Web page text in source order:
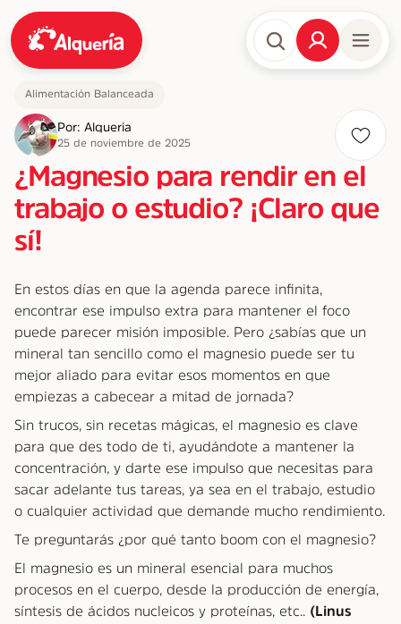
Alimentación Balanceada
Por: Alqueria
25 de noviembre de 2025
¿Magnesio para rendir en el
trabajo o estudio? ¡Claro que
sí!
En estos días en que la agenda parece infinita,
encontrar ese impulso extra para mantener el foco
puede parecer misión imposible. Pero ¿sabías que un
mineral tan sencillo como el magnesio puede ser tu
mejor aliado para evitar esos momentos en que
empiezas a cabecear a mitad de jornada?
Sin trucos, sin recetas mágicas, el magnesio es clave
para que des todo de ti, ayudándote a mantener la
concentración, y darte ese impulso que necesitas para
sacar adelante tus tareas, ya sea en el trabajo, estudio
o cualquier actividad que demande mucho rendimiento.
Te preguntarás ¿por qué tanto boom con el magnesio?
El magnesio es un mineral esencial para muchos
procesos en el cuerpo, desde la producción de energía,
síntesis de ácidos nucleicos y proteínas, etc.. (Linus